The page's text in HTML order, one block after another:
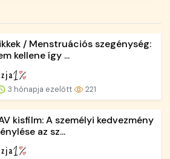
/ Menstruációs szegénység:
kellene így ...
3 hónapja ezelőtt 221
kisfilm: A személyi kedvezmény
az sz...